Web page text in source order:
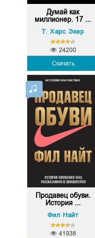
Думай как
миллионер. 17 ...
Т. Харс Экер
Скачать
24200
Продавец обуви.
История ...
Фил Найт
41938